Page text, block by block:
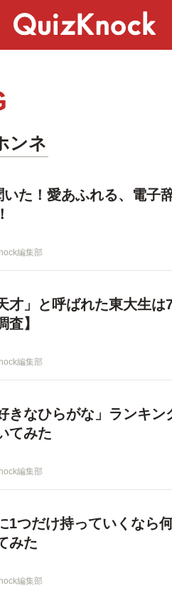
ンネ
た！愛あふれる、電子
編集部
才」と呼ばれた東大生は7
査】
編集部
きなひらがな」ランキン
てみた
編集部
1つだけ持っていくなら
みた
編集部